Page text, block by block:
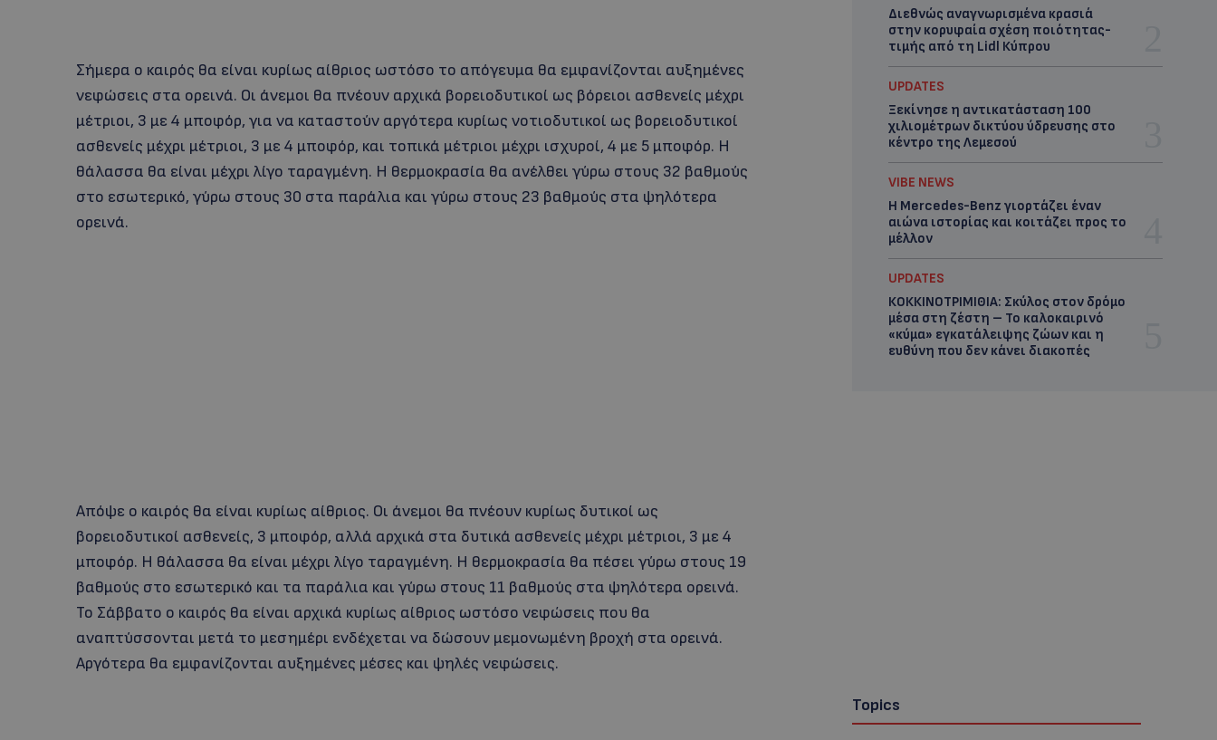
Σήμερα ο καιρός θα είναι κυρίως αίθριος ωστόσο το απόγευμα θα εμφανίζονται αυξημένες
νεφώσεις στα ορεινά. Οι άνεμοι θα πνέουν αρχικά βορειοδυτικοί ως βόρειοι ασθενείς μέχρι
μέτριοι, 3 με 4 μποφόρ, για να καταστούν αργότερα κυρίως νοτιοδυτικοί ως βορειοδυτικοί
ασθενείς μέχρι μέτριοι, 3 με 4 μποφόρ, και τοπικά μέτριοι μέχρι ισχυροί, 4 με 5 μποφόρ. Η
θάλασσα θα είναι μέχρι λίγο ταραγμένη. Η θερμοκρασία θα ανέλθει γύρω στους 32 βαθμούς
στο εσωτερικό, γύρω στους 30 στα παράλια και γύρω στους 23 βαθμούς στα ψηλότερα
ορεινά.
Απόψε ο καιρός θα είναι κυρίως αίθριος. Οι άνεμοι θα πνέουν κυρίως δυτικοί ως
βορειοδυτικοί ασθενείς, 3 μποφόρ, αλλά αρχικά στα δυτικά ασθενείς μέχρι μέτριοι, 3 με 4
μποφόρ. Η θάλασσα θα είναι μέχρι λίγο ταραγμένη. Η θερμοκρασία θα πέσει γύρω στους 19
βαθμούς στο εσωτερικό και τα παράλια και γύρω στους 11 βαθμούς στα ψηλότερα ορεινά.
Το Σάββατο ο καιρός θα είναι αρχικά κυρίως αίθριος ωστόσο νεφώσεις που θα
αναπτύσσονται μετά το μεσημέρι ενδέχεται να δώσουν μεμονωμένη βροχή στα ορεινά.
Αργότερα θα εμφανίζονται αυξημένες μέσες και ψηλές νεφώσεις.
Διεθνώς αναγνωρισμένα κρασιά
στην κορυφαία σχέση ποιότητας-
τιμής από τη Lidl Κύπρου
UPDATES
Ξεκίνησε η αντικατάσταση 100
χιλιομέτρων δικτύου ύδρευσης στο
κέντρο της Λεμεσού
VIBE NEWS
Η Mercedes-Benz γιορτάζει έναν
αιώνα ιστορίας και κοιτάζει προς το
μέλλον
UPDATES
ΚΟΚΚΙΝΟΤΡΙΜΙΘΙΑ: Σκύλος στον δρόμο
μέσα στη ζέστη – Το καλοκαιρινό
«κύμα» εγκατάλειψης ζώων και η
ευθύνη που δεν κάνει διακοπές
Topics